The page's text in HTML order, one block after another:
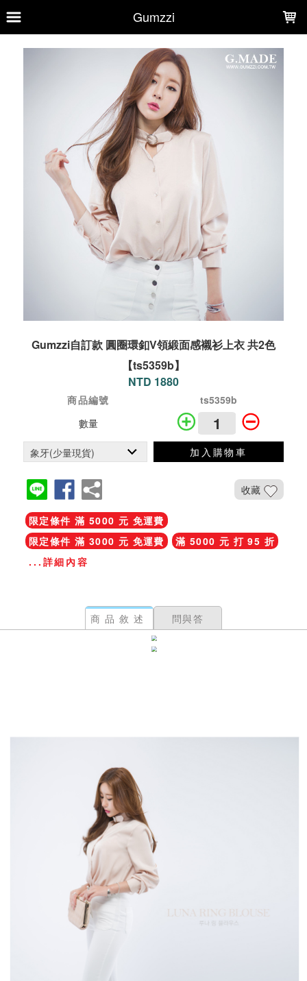
Gumzzi
Gumzzi自訂款 圓圈環釦V領緞面感襯衫上衣 共2色
【ts5359b】
NTD 1880
商品編號
ts5359b
數量
加入購物車
收藏
限定條件 滿 5000 元 免運費
限定條件 滿 3000 元 免運費
滿 5000 元 打 95 折
...詳細內容
商品敘述 問與答